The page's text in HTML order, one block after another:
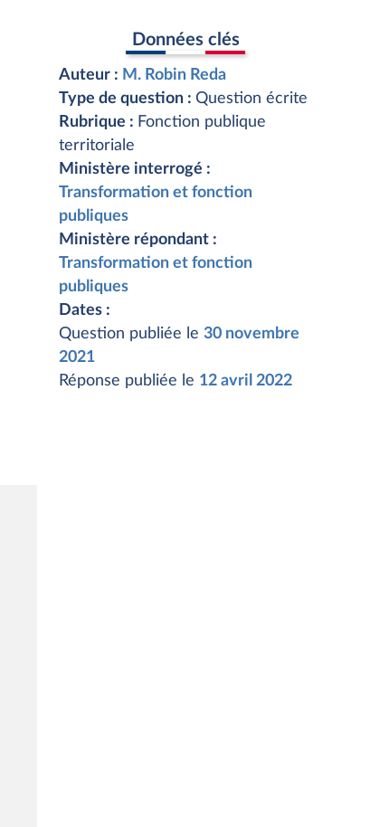
Données clés
Auteur : M. Robin Reda
Type de question : Question écrite
Rubrique : Fonction publique
territoriale
Ministère interrogé :
Transformation et fonction
publiques
Ministère répondant :
Transformation et fonction
publiques
Dates :
Question publiée le 30 novembre
2021
Réponse publiée le 12 avril 2022